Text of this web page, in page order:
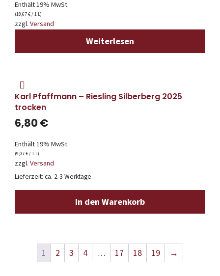
Enthält 19% MwSt.
(18,67€ / 1 L)
zzgl. Versand
Weiterlesen
Karl Pfaffmann – Riesling Silberberg 2025
trocken
6,80 €
Enthält 19% MwSt.
(9,07€/ 1 L)
zzgl. Versand
Lieferzeit: ca. 2-3 Werktage
In den Warenkorb
1 2 3 4 … 17 18 19 →